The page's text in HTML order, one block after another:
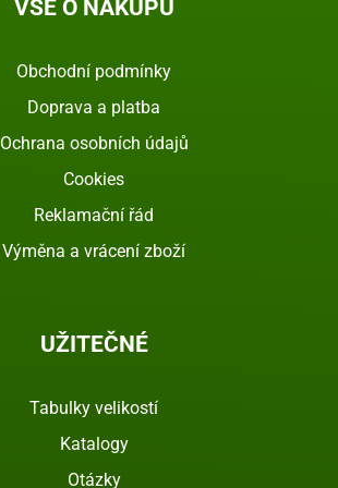
VŠE O NÁKUPU
Obchodní podmínky
Doprava a platba
Ochrana osobních údajů
Cookies
Reklamační řád
Výměna a vrácení zboží
UŽITEČNÉ
Tabulky velikostí
Katalogy
Otázky